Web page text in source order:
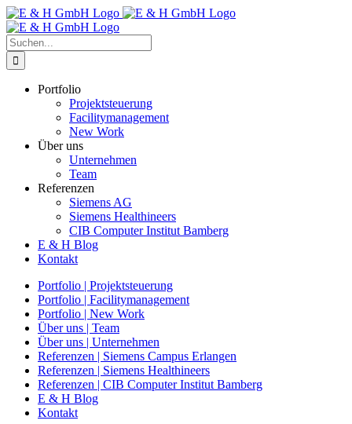
Zum
Inhalt
springen
Suche
nach:
Portfolio
Projektsteuerung
Facilitymanagement
New Work
Über uns
Unternehmen
Team
Referenzen
Siemens AG
Siemens Healthineers
CIB Computer Institut Bamberg
E & H Blog
Kontakt
Portfolio | Projektsteuerung
Portfolio | Facilitymanagement
Portfolio | New Work
Über uns | Team
Über uns | Unternehmen
Referenzen | Siemens Campus Erlangen
Referenzen | Siemens Healthineers
Referenzen | CIB Computer Institut Bamberg
E & H Blog
Kontakt